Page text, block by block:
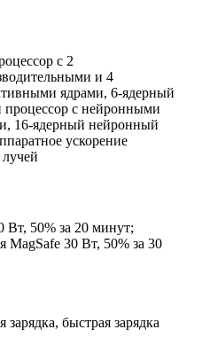
с 2
и 4
ядрами, 6-ядерный
процессор с нейронными
16-ядерный нейронный
ускорение
Вт, 50% за 20 минут;
MagSafe 30 Вт, 50% за 30
зарядка, быстрая зарядка